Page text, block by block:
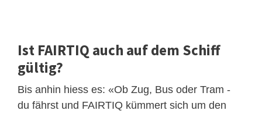
Ist FAIRTIQ auch auf dem Schiff
gültig?
Bis anhin hiess es: «Ob Zug, Bus oder Tram -
du fährst und FAIRTIQ kümmert sich um den